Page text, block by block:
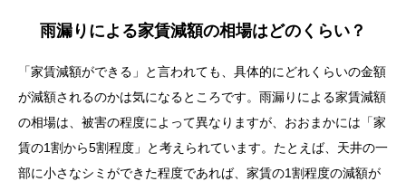
雨漏りによる家賃減額の相場はどのくらい？
「家賃減額ができる」と言われても、具体的にどれくらいの金額
が減額されるのかは気になるところです。雨漏りによる家賃減額
の相場は、被害の程度によって異なりますが、おおまかには「家
賃の1割から5割程度」と考えられています。たとえば、天井の一
部に小さなシミができた程度であれば、家賃の1割程度の減額が